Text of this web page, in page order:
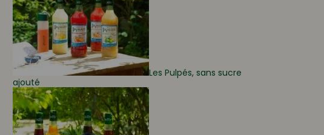
Les Pulpés, sans sucre
ajouté